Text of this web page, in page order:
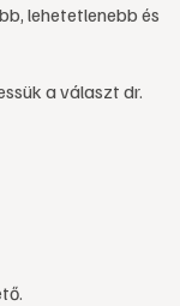
lehetetlenebb és
a választ dr.